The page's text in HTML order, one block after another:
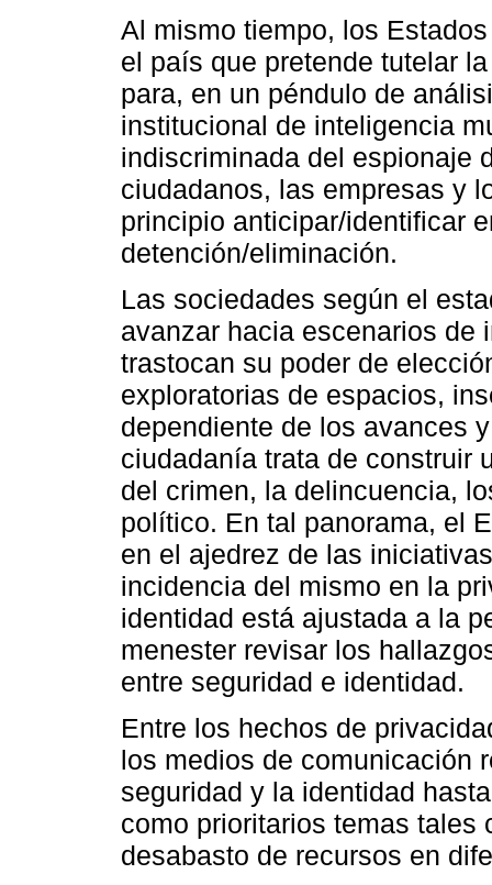
Al mismo tiempo, los
el país que pretende tutelar
para, en un péndulo de
institucional de inteligencia
indiscriminada del espionaje
ciudadanos, las empresas y
principio anticipar/identificar
detención/eliminación.
Las sociedades según el
avanzar hacia escenarios de
trastocan su poder de
exploratorias de espacios,
dependiente de los avances
ciudadanía trata de construir
del crimen, la delincuencia,
político. En tal panorama, el
en el ajedrez de las
incidencia del mismo en la
identidad está ajustada a la
menester revisar los
entre seguridad e identidad.
Entre los hechos de
los medios de comunicación
seguridad y la identidad
como prioritarios temas tales
desabasto de recursos en